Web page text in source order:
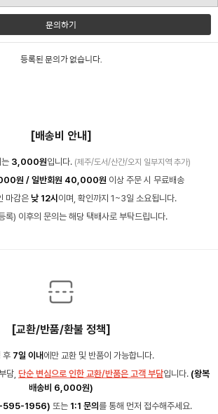
문의하기
등록된 문의가 없습니다.
[배송비 안내]
3,000원입니다. (제주/도서/산간/오지 일부지역 추가)
원 / 일반회원 40,000원 이상 주문 시 무료배송
마감은낮 12시 이며, 확인까지 1~3일 소요됩니다.
록) 이후의 문의는 해당 택배사로 부탁드립니다.
[교환/반품/환불 정책]
후 7일 이내 에만 교환 및 반품이 가능합니다.
담, 단순 변심으로 인한 교환/반품은 고객 부담입니다. (왕복
배송비 6,000원)
595-1956) 또는 1:1 문의 를 통해 먼저 접수해주세요.